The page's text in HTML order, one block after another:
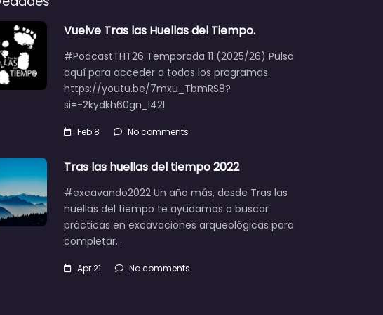
Vuelve Tras las Huellas del Tiempo.
#PodcastTHT26 Temporada 11 (2025/26) Pulsa
aquí para acceder a todos los programas.
https://youtu.be/7mxu_TbmRS8?
si=-2kydkh60gn_I42l
Feb 8 No comments
Tras las huellas del tiempo 2022
#excavando2022 Un año más, desde Tras las
huellas del tiempo te ayudamos a buscar
prácticas en excavaciones arqueológicas para
completar…
Apr 21 No comments